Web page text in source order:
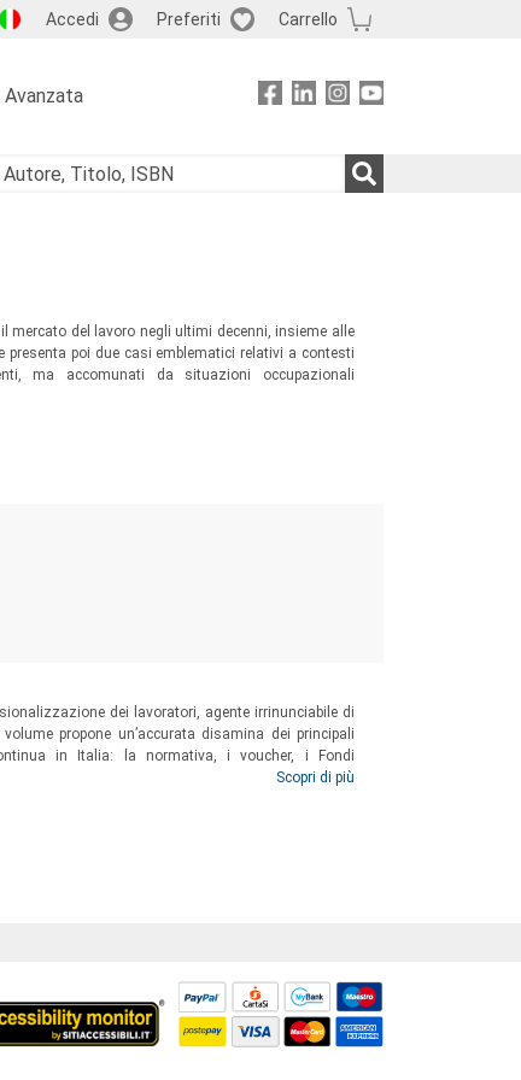
Accedi Preferiti Carrello
Avanzata
mercato del lavoro negli ultimi decenni, insieme alle
poi due casi emblematici relativi a contesti
ma accomunati da situazioni occupazionali
dei lavoratori, agente irrinunciabile di
propone un’accurata disamina dei principali
in Italia: la normativa, i voucher, i Fondi
aziendale non finanziata, per concludere con
Scopri di più